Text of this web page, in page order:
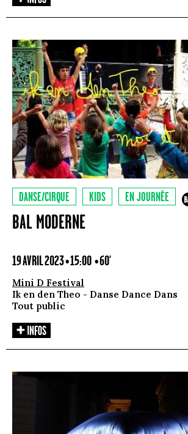
DANSE/CIRQUE KIDS EN JOURNÉE
BAL MODERNE
19 AVRIL 2023 • 15:00 • 60'
Mini D Festival
Ik en den Theo - Danse Dance Dans
Tout public